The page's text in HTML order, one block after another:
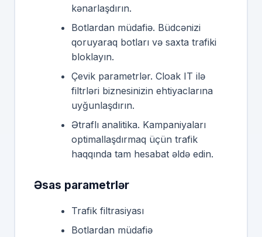
kənarlaşdırın.
Botlardan müdafiə. Büdcənizi
qoruyaraq botları və saxta trafiki
bloklayın.
Çevik parametrlər. Cloak IT ilə
filtrləri biznesinizin ehtiyaclarına
uyğunlaşdırın.
Ətraflı analitika. Kampaniyaları
optimallaşdırmaq üçün trafik
haqqında tam hesabat əldə edin.
Əsas parametrlər
Trafik filtrasiyası
Botlardan müdafiə